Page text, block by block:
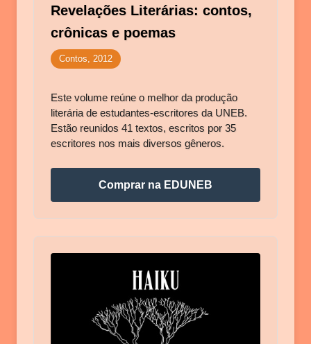
Revelações Literárias: contos,
crônicas e poemas
Contos, 2012
Este volume reúne o melhor da produção
literária de estudantes-escritores da UNEB.
Estão reunidos 41 textos, escritos por 35
escritores nos mais diversos gêneros.
Comprar na EDUNEB